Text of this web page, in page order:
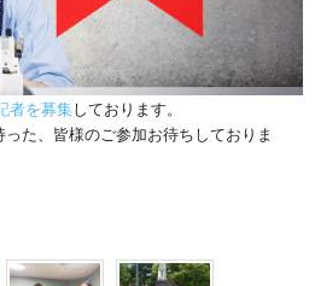
者を募集しております。
た、皆様のご参加お待ちしておりま